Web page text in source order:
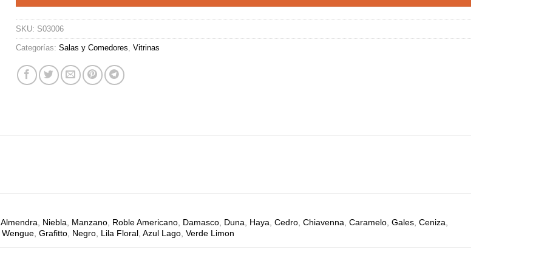
SKU: S03006
Categorías: Salas y Comedores, Vitrinas
,Almendra Niebla Manzano Roble Americano Damasco Duna Haya ,Cedro ,Chiavenna ,Caramelo ,Gales ,Ceniza
,Wengue ,Grafitto Negro Lila Floral ,Azul Lago ,Verde Limon